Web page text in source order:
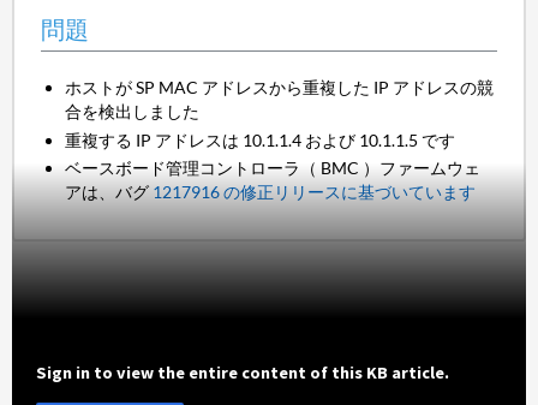
問題
ホストが SP MAC アドレスから重複した IP アドレスの競
合を検出しました
重複する IP アドレスは 10.1.1.4 および 10.1.1.5 です
ベースボード管理コントローラ（ BMC ）ファームウェ
アは、バグ 1217916 の修正リリースに基づいています
Sign in to view the entire content of this KB article.